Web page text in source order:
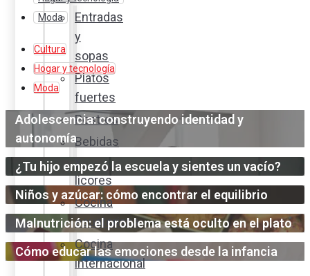
Entradas
y
sopas
Platos
fuertes
Postres
Bebidas
y
licores
Cocina
ecuatoriana
Cocina
internacional
Moda
Cultura
Hogar y tecnología
Moda
Adolescencia: construyendo identidad y
autonomía
¿Tu hijo empezó la escuela y sientes un vacío?
Niños y azúcar: cómo encontrar el equilibrio
Malnutrición: el problema está oculto en el plato
Cómo educar las emociones desde la infancia